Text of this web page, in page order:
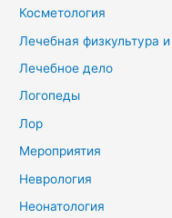
Косметология
Лечебная физкультура
Лечебное дело
Логопеды
Лор
Мероприятия
Неврология
Неонатология